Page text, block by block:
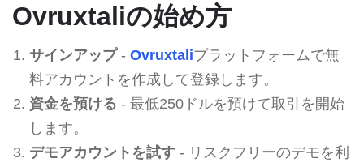
Ovruxtaliの始め方
サインアップ- Ovruxtaliプラットフォームで無
料アカウントを作成して登録します。
資金を預ける - 最低250ドルを預けて取引を開始
します。
デモアカウントを試す- リスクフリーのデモを利